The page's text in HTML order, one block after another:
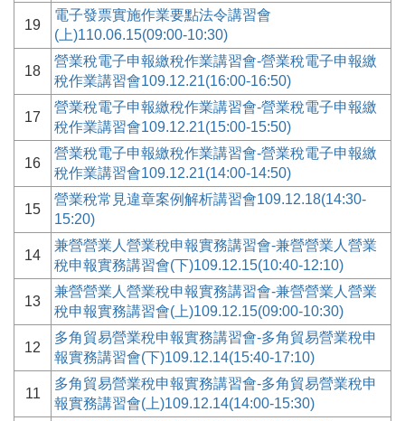
19
電子發票實施作業要點法令講習會
(上)110.06.15(09:00-10:30)
18
營業稅電子申報繳稅作業講習會-營業稅電子申報繳
稅作業講習會109.12.21(16:00-16:50)
17
營業稅電子申報繳稅作業講習會-營業稅電子申報繳
稅作業講習會109.12.21(15:00-15:50)
16
營業稅電子申報繳稅作業講習會-營業稅電子申報繳
稅作業講習會109.12.21(14:00-14:50)
15
營業稅常見違章案例解析講習會109.12.18(14:30-
15:20)
14
兼營營業人營業稅申報實務講習會-兼營營業人營業
稅申報實務講習會(下)109.12.15(10:40-12:10)
13
兼營營業人營業稅申報實務講習會-兼營營業人營業
稅申報實務講習會(上)109.12.15(09:00-10:30)
12
多角貿易營業稅申報實務講習會-多角貿易營業稅申
報實務講習會(下)109.12.14(15:40-17:10)
11
多角貿易營業稅申報實務講習會-多角貿易營業稅申
報實務講習會(上)109.12.14(14:00-15:30)